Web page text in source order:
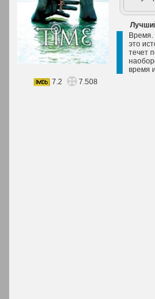
Время.
это
течет
время
7.2
7.508